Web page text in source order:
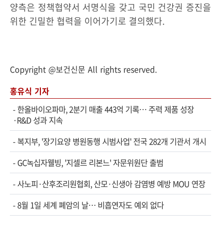
양측은 정책협약서 서명식을 갖고 국민 건강권 증진을
위한 긴밀한 협력을 이어가기로 결의했다.
Copyright @보건신문 All rights reserved.
홍유식 기자
- 한올바이오파마, 2분기 매출 443억 기록… 주력 제품 성장
·R&D 성과 지속
- 복지부, '장기요양 병원동행 시범사업' 전국 282개 기관서 개시
- GC녹십자웰빙, '지셀르 리본느' 자문위원단 출범
-사노피·산후조리원협회, 산모·신생아 감염병 예방 MOU 연장
-8월 1일 세계 폐암의 날… 비흡연자도 예외 없다